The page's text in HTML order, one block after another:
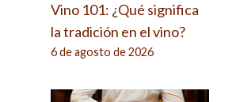
Vino 101: ¿Qué significa
la tradición en el vino?
6 de agosto de 2026